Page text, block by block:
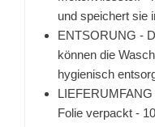
und speichert sie
ENTSORUNG -
können die
hygienisch
Folie verpackt -